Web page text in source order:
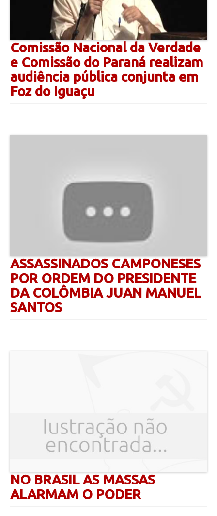
Comissão Nacional da Verdade
e Comissão do Paraná realizam
audiência pública conjunta em
Foz do Iguaçu
ASSASSINADOS CAMPONESES
POR ORDEM DO PRESIDENTE
DA COLÔMBIA JUAN MANUEL
SANTOS
NO BRASIL AS MASSAS
ALARMAM O PODER